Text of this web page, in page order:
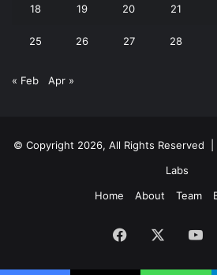
18 19 20 21
25 26 27 28
« Feb Apr »
© Copyright 2026, All Rights Reserved |
Labs
Home
About Team
Facebook